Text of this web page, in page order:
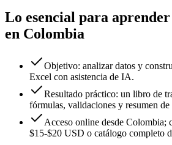
Lo esencial para
en Colombia
Objetivo: analizar datos y
Excel con asistencia de IA.
Resultado práctico: un libro de
fórmulas, validaciones y resumen de
Acceso online desde Colombia;
$15-$20 USD o catálogo completo